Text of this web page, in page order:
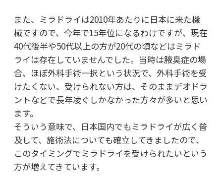
また、ミラドライは2010年あたりに日本に来た機
械ですので、今年で15年位になるわけですが、現在
40代後半や50代以上の方が20代の頃などはミラド
ライは存在していませんでした。当時は腋臭症の場
合、ほぼ外科手術一択という状況で、外科手術を受
けたくない、受けられない方は、そのままデオドラ
ントなどで長年凌ぐしかなかった方々が多いと思い
ます。
そういう意味で、日本国内でもミラドライが広く普
及して、施術法についても確立してきましたので、
このタイミングでミラドライを受けられたいという
方が増えてきています。